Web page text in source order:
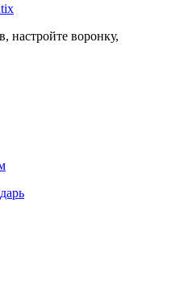
настройте воронку,